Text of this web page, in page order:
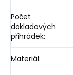
Počet
dokladových
přihrádek:
Materiál: